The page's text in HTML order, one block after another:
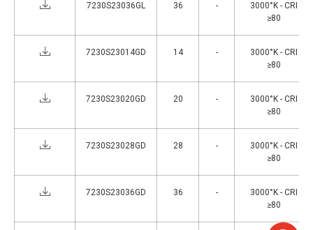
7230S23036GL 36 -
3000°K - CRI
≥80
7230S23014GD 14 -
3000°K - CRI
≥80
7230S23020GD 20 -
3000°K - CRI
≥80
7230S23028GD 28 -
3000°K - CRI
≥80
7230S23036GD 36 -
3000°K - CRI
≥80